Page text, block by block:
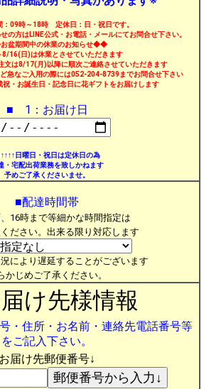
：09時～18時 定休日：日・祝日です。
の方はLINE公式・お電話・メールにてお問合せ下さい。
盆期間中の休業のお知らせ◆◆
16(日)は休業とさせていただきます
文は8/17(月)以降に順次ご連絡させていただきます
急なご入用の際には052-204-8739までお問合せ下さい
祝・お誕生日・記念日に花ギフトをお届けします
■ 1：お届け日
日曜日・祝日は定休日の為
・宅配出荷業務を致しかねます
予めご了承くださいませ。
■配達時間帯
16時まで等細かな時間指定は
ださい。出来る限り対応します
により遅延することがございます
かじめご了承ください。
け先様情報
・住所・お名前・連絡先電話番号等
をご記入下さい。
お届け先郵便番号↓